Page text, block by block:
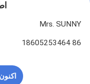
Mrs. SUNNY
86 18605253464